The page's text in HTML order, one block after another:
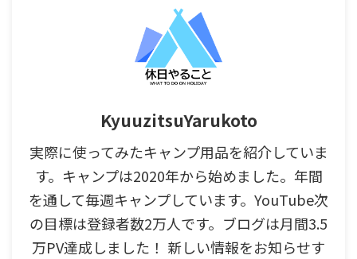
KyuuzitsuYarukoto
実際に使ってみたキャンプ用品を紹介していま
す。キャンプは2020年から始めました。年間
を通して毎週キャンプしています。YouTube次
の目標は登録者数2万人です。ブログは月間3.5
万PV達成しました！ 新しい情報をお知らせす